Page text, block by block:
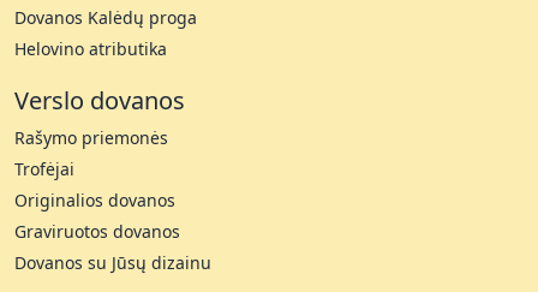
Dovanos Kalėdų proga
Helovino atributika
Verslo dovanos
Rašymo priemonės
Trofėjai
Originalios dovanos
Graviruotos dovanos
Dovanos su Jūsų dizainu